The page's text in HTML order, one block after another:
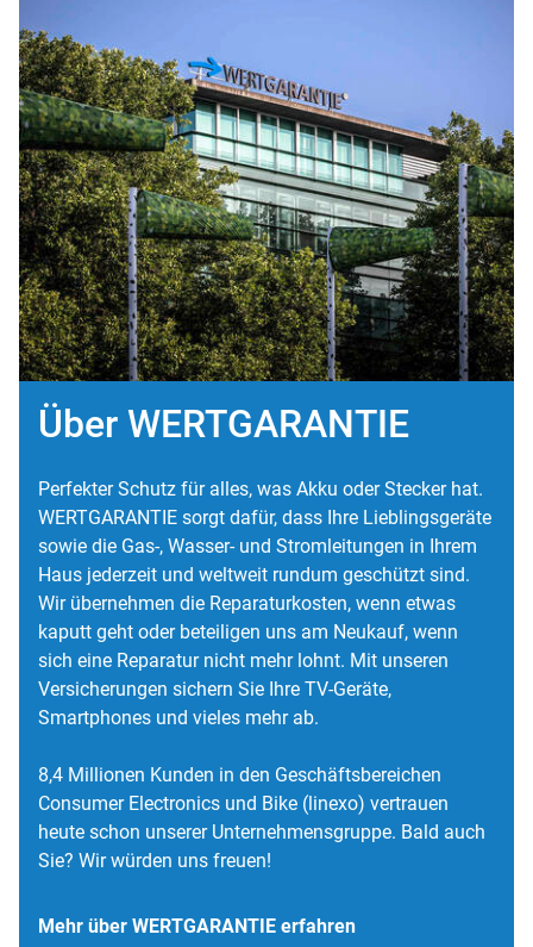
Über WERTGARANTIE
Perfekter Schutz für alles, was Akku oder Stecker hat.
WERTGARANTIE sorgt dafür, dass Ihre Lieblingsgeräte
sowie die Gas-, Wasser- und Stromleitungen in Ihrem
Haus jederzeit und weltweit rundum geschützt sind.
Wir übernehmen die Reparaturkosten, wenn etwas
kaputt geht oder beteiligen uns am Neukauf, wenn
sich eine Reparatur nicht mehr lohnt. Mit unseren
Versicherungen sichern Sie Ihre TV-Geräte,
Smartphones und vieles mehr ab.
8,4 Millionen Kunden in den Geschäftsbereichen
Consumer Electronics und Bike (linexo) vertrauen
heute schon unserer Unternehmensgruppe. Bald auch
Sie? Wir würden uns freuen!
Mehr über WERTGARANTIE erfahren